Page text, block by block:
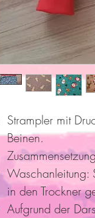
Strampler mit
Beinen.
in den Trockner
Aufgrund der